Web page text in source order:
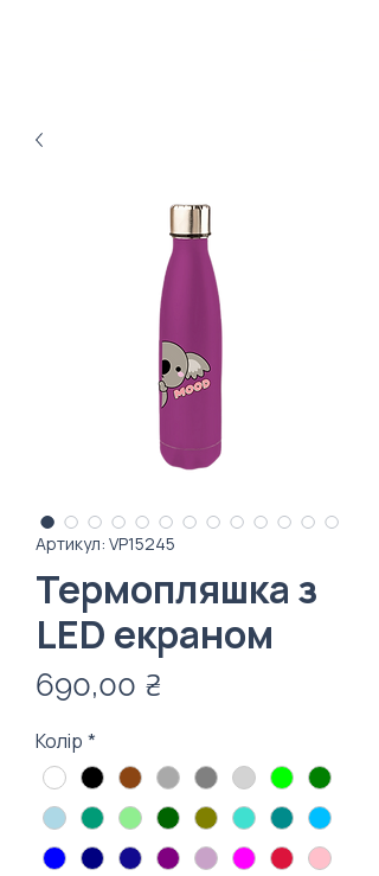
Артикул: VP15245
Термопляшка з
LED екраном
690,00 ₴
Колір *